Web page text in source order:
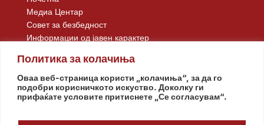
Политика за колачиња
Оваа веб-страница користи „колачиња“, за да го
подобри корисничкото искуство. Доколку ги
прифаќате условите притиснете „Се согласувам“.
Медиа Центар
Совет за безбедност
Информации од јавен карактер